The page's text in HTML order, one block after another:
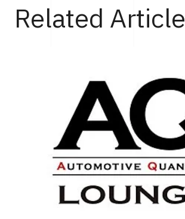
Related Article